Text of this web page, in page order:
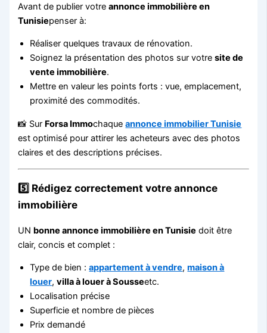
Avant de publier votreannonce immobilière en
Tunisiepenser à:
Réaliser quelques travaux de rénovation.
Soignez la présentation des photos sur votresite de
vente immobilière.
Mettre en valeur les points forts : vue, emplacement,
proximité des commodités.
📸 Sur Forsa Immochaqueannonce immobilier Tunisie
est optimisé pour attirer les acheteurs avec des photos
claires et des descriptions précises.
5️⃣ Rédigez correctement votre annonce
immobilière
UN bonne annonce immobilière en Tunisie doit être
clair, concis et complet :
Type de bien :appartement à vendre,maison à
louer,villa à louer à Sousseetc.
Localisation précise
Superficie et nombre de pièces
Prix ​​demandé